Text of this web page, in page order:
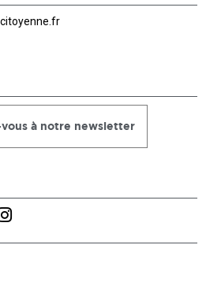
à notre newsletter